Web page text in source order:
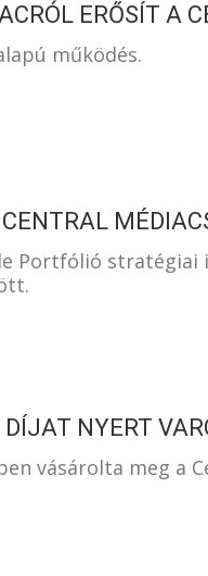
ERŐSÍT A
működés.
Portfólió stratégiai
DÍJAT NYERT
vásárolta meg a